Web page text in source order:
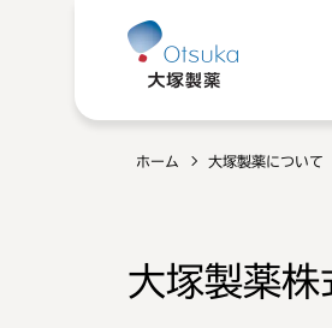
ホーム 大塚製薬について
大塚製薬株